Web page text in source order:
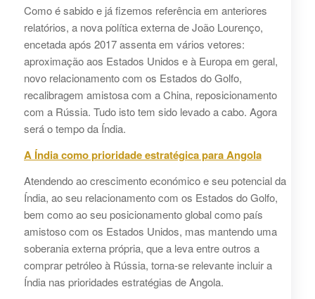
Como é sabido e já fizemos referência em anteriores
relatórios, a nova política externa de João Lourenço,
encetada após 2017 assenta em vários vetores:
aproximação aos Estados Unidos e à Europa em geral,
novo relacionamento com os Estados do Golfo,
recalibragem amistosa com a China, reposicionamento
com a Rússia. Tudo isto tem sido levado a cabo. Agora
será o tempo da Índia.
A Índia como prioridade estratégica para Angola
Atendendo ao crescimento económico e seu potencial da
Índia, ao seu relacionamento com os Estados do Golfo,
bem como ao seu posicionamento global como país
amistoso com os Estados Unidos, mas mantendo uma
soberania externa própria, que a leva entre outros a
comprar petróleo à Rússia, torna-se relevante incluir a
Índia nas prioridades estratégias de Angola.